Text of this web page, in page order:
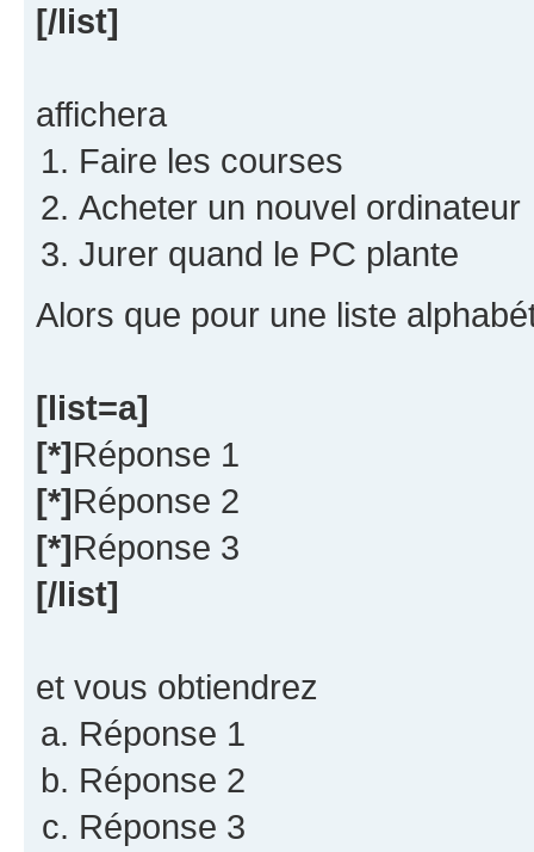
[/list]
affichera
Faire les courses
Acheter un nouvel ordinateur
Jurer quand le PC plante
Alors que pour une liste
[list=a]
[*]Réponse 1
[*]Réponse 2
[*]Réponse 3
[/list]
et vous obtiendrez
Réponse 1
Réponse 2
Réponse 3